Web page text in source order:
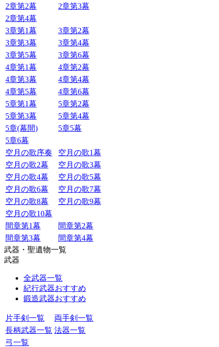
2章第2幕
2章第3幕
2章第4幕
3章第1幕
3章第2幕
3章第3幕
3章第4幕
3章第5幕
3章第6幕
4章第1幕
4章第2幕
4章第3幕
4章第4幕
4章第5幕
4章第6幕
5章第1幕
5章第2幕
5章第3幕
5章第4幕
5章(幕間)
5章5幕
5章6幕
空月の歌序奏
空月の歌1幕
空月の歌2幕
空月の歌3幕
空月の歌4幕
空月の歌5幕
空月の歌6幕
空月の歌7幕
空月の歌8幕
空月の歌9幕
空月の歌10幕
間章第1幕
間章第2幕
間章第3幕
間章第4幕
武器・聖遺物一覧
武器
全武器一覧
紀行武器おすすめ
鍛造武器おすすめ
片手剣一覧
両手剣一覧
長柄武器一覧 法器一覧
弓一覧